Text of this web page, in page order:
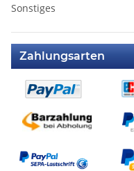
Sonstiges
Zahlungsarten